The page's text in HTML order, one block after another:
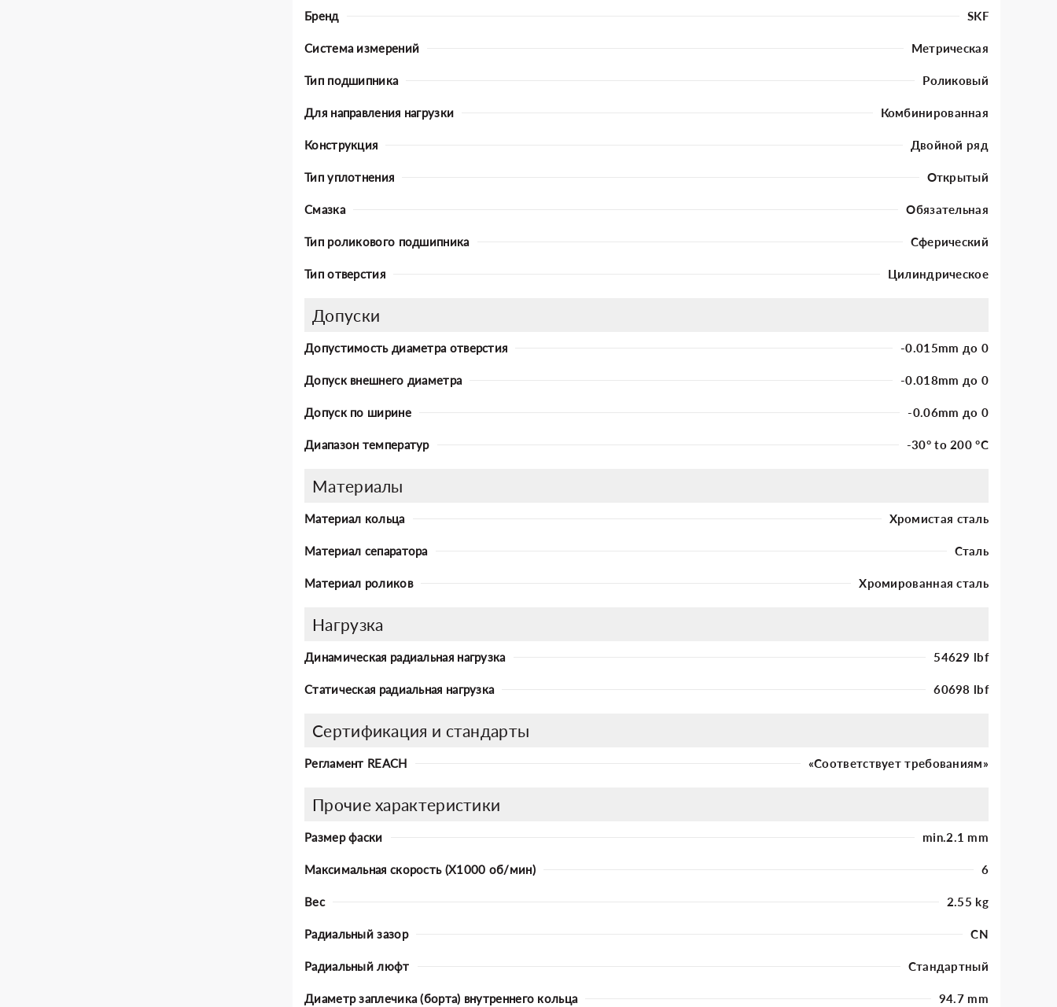
Бренд SKF
Система измерений Метрическая
Тип подшипника Роликовый
Для направления нагрузки Комбинированная
Конструкция Двойной ряд
Тип уплотнения Открытый
Смазка Обязательная
Тип роликового подшипника Сферический
Тип отверстия Цилиндрическое
Допуски
Допустимость диаметра отверстия -0.015mm до 0
Допуск внешнего диаметра -0.018mm до 0
Допуск по ширине -0.06mm до 0
Диапазон температур -30° to 200 °C
Материалы
Материал кольца Хромистая сталь
Материал сепаратора Сталь
Материал роликов Хромированная сталь
Нагрузка
Динамическая радиальная нагрузка 54629 lbf
Статическая радиальная нагрузка 60698 lbf
Сертификация и стандарты
Регламент REACH «Соответствует требованиям»
Прочие характеристики
Размер фаски min.2.1 mm
Максимальная скорость (X1000 об/мин) 6
Вес 2.55 kg
Радиальный зазор CN
Радиальный люфт Стандартный
Диаметр заплечика (борта) внутреннего кольца 94.7 mm